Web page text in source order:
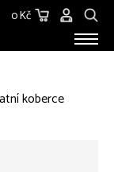
0 Kč
O NÁS
koberce